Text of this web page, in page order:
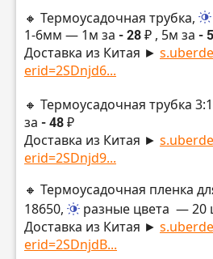
🔸 Термоусадочная трубка,
1-6мм — 1м за - 28 ₽ , 5м за -
Доставка из Китая ►
erid=2SDnjd6...
🔸 Термоусадочная трубка
за - 48 ₽
Доставка из Китая ►
erid=2SDnjd9...
🔸 Термоусадочная пленка
18650,
разные цвета — 20
Доставка из Китая ►
erid=2SDnjdB...